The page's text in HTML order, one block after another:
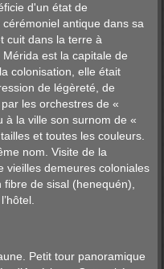
d'un état de
antique dans sa
cuit dans la terre à
est la capitale de
colonisation, elle était
de légèreté, de
les orchestres de «
à la ville son surnom de «
et toutes les couleurs.
nom. Visite de la
vieilles demeures coloniales
de sisal (henequén),
Petit tour panoramique